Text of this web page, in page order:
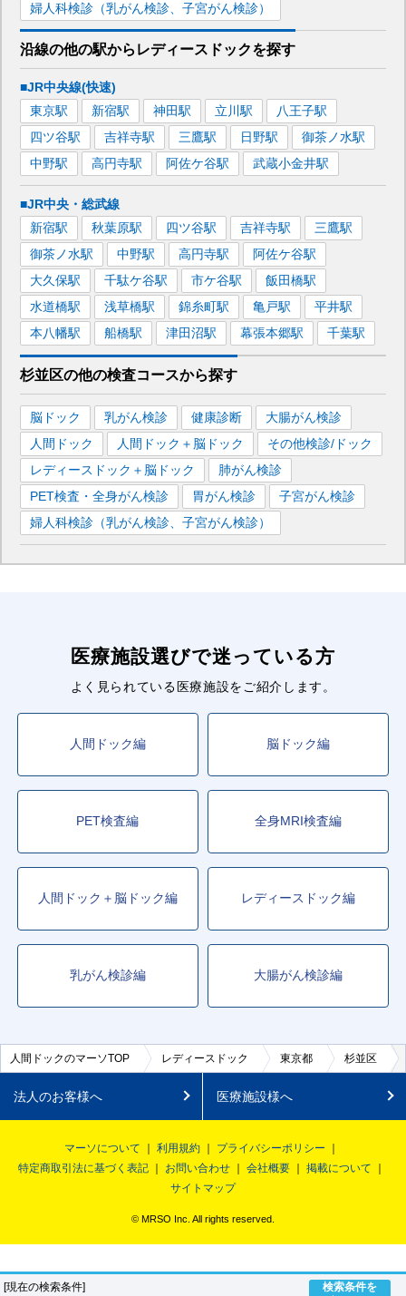
[現在の検索条件]
検索条件を
婦人科検診（乳がん検診、子宮がん検診）
沿線の他の駅から レディースドックを探す
■JR中央線(快速)
東京駅 新宿駅 神田駅 立川駅 八王子駅
四ツ谷駅 吉祥寺駅 三鷹駅 日野駅 御茶ノ水駅
中野駅 高円寺駅 阿佐ケ谷駅 武蔵小金井駅
■JR中央・総武線
新宿駅 秋葉原駅 四ツ谷駅 吉祥寺駅 三鷹駅
御茶ノ水駅 中野駅 高円寺駅 阿佐ケ谷駅
大久保駅 千駄ケ谷駅 市ケ谷駅 飯田橋駅
水道橋駅 浅草橋駅 錦糸町駅 亀戸駅 平井駅
本八幡駅 船橋駅 津田沼駅 幕張本郷駅 千葉駅
杉並区の他の検査コースから探す
脳ドック 乳がん検診 健康診断
大腸がん検診
人間ドック
人間ドック＋脳ドック
その他検診/ドック
レディースドック＋脳ドック
肺がん検診
PET検査・全身がん検診
胃がん検診
子宮がん検診
婦人科検診（乳がん検診、子宮がん検診）
医療施設選びで迷っている方
よく見られている医療施設をご紹介します。
人間ドック編 脳ドック編
PET検査編 全身MRI検査編
人間ドック＋脳ドック編 レディースドック編
乳がん検診編 大腸がん検診編
人間ドックのマーソTOP レディースドック 東京都 杉並区
法人のお客様へ 医療施設様へ
マーソについて 利用規約
プライバシーポリシー
特定商取引法に基づく表記
お問い合わせ 会社概要
掲載について
サイトマップ
© MRSO Inc. All rights reserved.